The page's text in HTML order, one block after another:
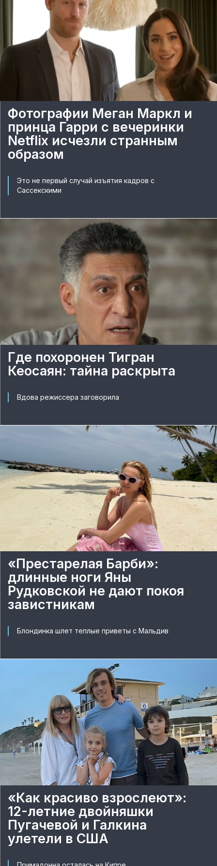
Фотографии Меган Маркл и
принца Гарри с вечеринки
Netflix исчезли странным
образом
Это не первый случай изъятия кадров с
Сассекскими
Где похоронен Тигран
Кеосаян: тайна раскрыта
Вдова режиссера заговорила
«Престарелая Барби»:
длинные ноги Яны
Рудковской не дают покоя
завистникам
Блондинка шлет теплые приветы с Мальдив
«Как красиво взрослеют»:
12-летние двойняшки
Пугачевой и Галкина
улетели в США